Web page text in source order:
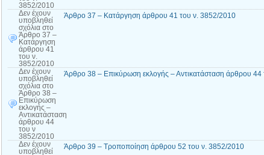
3852/2010
Δεν έχουν
υποβληθεί
σχόλια στο
Άρθρο 37 –
Κατάργηση
άρθρου 41
του ν.
3852/2010
Άρθρο 37 – Κατάργηση άρθρου 41 του ν. 3852/2010
Δεν έχουν
υποβληθεί
σχόλια στο
Άρθρο 38 –
Επικύρωση
εκλογής –
Αντικατάσταση
άρθρου 44
του ν
3852/2010
Άρθρο 38 – Επικύρωση εκλογής – Αντικατάσταση άρθρου
Δεν έχουν
υποβληθεί
Άρθρο 39 – Τροποποίηση άρθρου 52 του ν. 3852/2010